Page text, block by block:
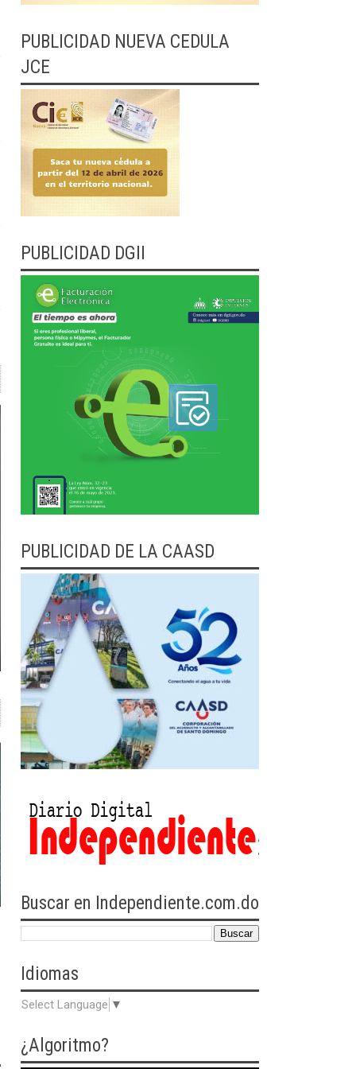
PUBLICIDAD NUEVA CEDULA
JCE
PUBLICIDAD DGII
PUBLICIDAD DE LA CAASD
Buscar en Independiente.com.do
Idiomas
Select Language ▼
¿Algoritmo?